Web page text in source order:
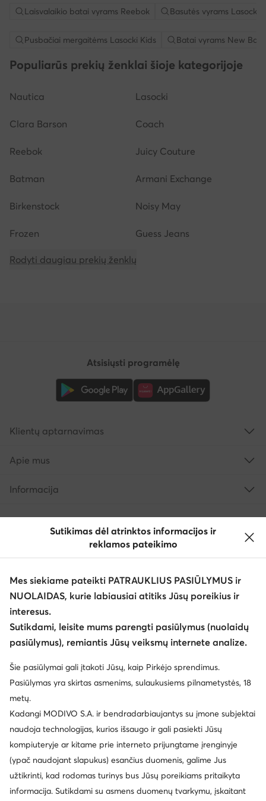
Laisvalaikio batai vyrams Reebok Basutės vyrams Lasocki
Pusbačiai mergaitėms Lasocki Kids Batai vyrams New
Populiarūs prekių ženklai šioje kategorijoje
Nautica Lasocki
Clara Barson Coach
Reebok Juicy Couture
Batman Armani Exchange
Birkenstock Noisy May
Frozen Guess Jeans
Rodyti daugiau prekių ženklų
Atsisiųsti programėlę
Klientų aptarnavimas
Apie mus
Informacija
© eavalyne.lt 2026
Taisyklės
Pakeisti nustatymus
Privatumo politika
Duomenų apsauga
Sutikimas dėl atrinktos informacijos ir
reklamos pateikimo
Mes siekiame pateikti PATRAUKLIUS PASIŪLYMUS ir
NUOLAIDAS, kurie labiausiai atitiks Jūsų poreikius ir
interesus.
Sutikdami, leisite mums parengti pasiūlymus (nuolaidų
pasiūlymus), remiantis Jūsų veiksmų internete analize.
Šie pasiūlymai gali įtakoti Jūsų, kaip Pirkėjo sprendimus.
Pasiūlymas yra skirtas asmenims, sulaukusiems pilnametystės, 18
metų.
Kadangi MODIVO S.A. ir bendradarbiaujantys su įmone subjektai
naudoja technologijas, kurios išsaugo ir gali pasiekti Jūsų
kompiuteryje ar kitame prie interneto prijungtame įrenginyje
(ypač naudojant slapukus) esančius duomenis, galime Jus
užtikrinti, kad rodomas turinys bus Jūsų poreikiams pritaikyta
informacija. Sutikdami su asmens duomenų tvarkymu, įskaitant